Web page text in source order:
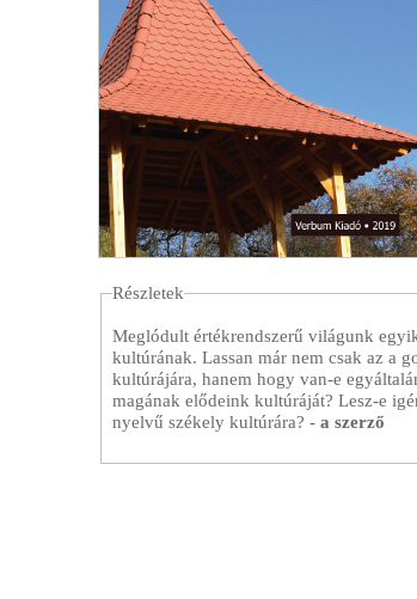
n
l
e
g
i
h
y
Részletek
Meglódult értékrendszerű világunk
kultúrának. Lassan már nem csak az a
kultúrájára, hanem hogy van-e
magának elődeink kultúráját? Lesz-e
nyelvű székely kultúrára? -a szerző